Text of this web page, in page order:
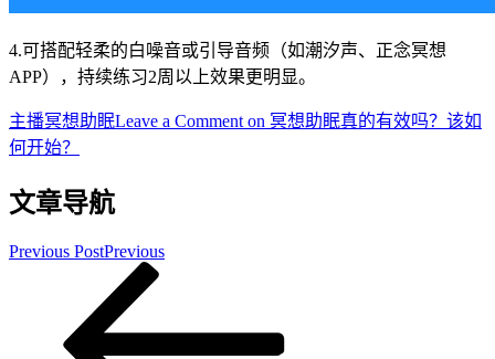
4.可搭配轻柔的白噪音或引导音频（如潮汐声、正念冥想
APP），持续练习2周以上效果更明显。
主播冥想助眠Leave a Comment on 冥想助眠真的有效吗？该如
何开始？
文章导航
Previous PostPrevious